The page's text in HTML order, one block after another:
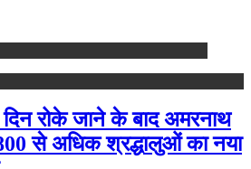
दिन रोके जाने के बाद अमरनाथ
से अधिक श्रद्धालुओं का नया